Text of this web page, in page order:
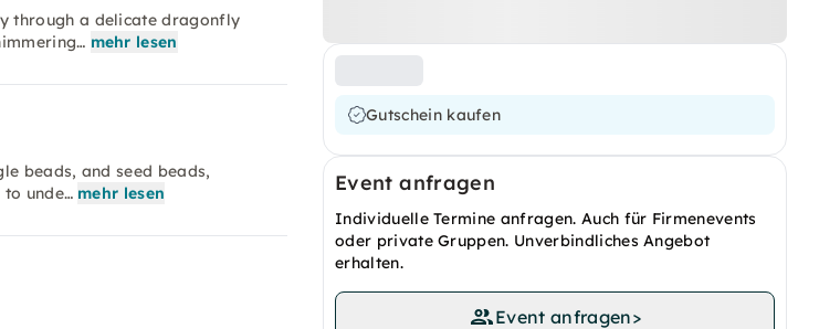
Gutschein kaufen
Event anfragen
Individuelle Termine anfragen. Auch für Firmenevents
oder private Gruppen. Unverbindliches Angebot
erhalten.
Event anfragen>
through a delicate dragonfly
mehr lesen
beads, and seed beads,
unde… mehr lesen